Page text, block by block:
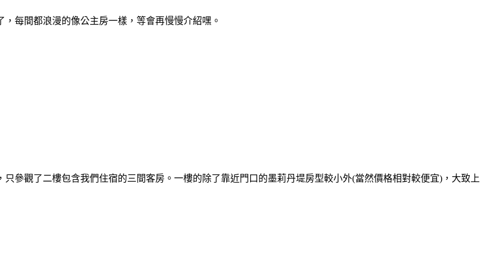
每間都浪漫的像公主房一樣，等會再慢慢介紹嘿。
參觀了二樓包含我們住宿的三間客房。一樓的除了靠近門口的墨莉丹堤房型較小外(當然價格相對較便宜) ，大致上